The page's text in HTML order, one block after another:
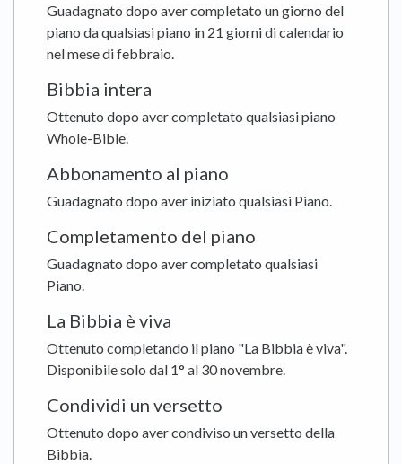
Guadagnato dopo aver completato un giorno del
piano da qualsiasi piano in 21 giorni di calendario
nel mese di febbraio.
Bibbia intera
Ottenuto dopo aver completato qualsiasi piano
Whole-Bible.
Abbonamento al piano
Guadagnato dopo aver iniziato qualsiasi Piano.
Completamento del piano
Guadagnato dopo aver completato qualsiasi
Piano.
La Bibbia è viva
Ottenuto completando il piano "La Bibbia è viva".
Disponibile solo dal 1° al 30 novembre.
Condividi un versetto
Ottenuto dopo aver condiviso un versetto della
Bibbia.